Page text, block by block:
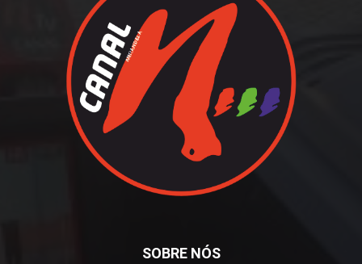
SOBRE NÓS